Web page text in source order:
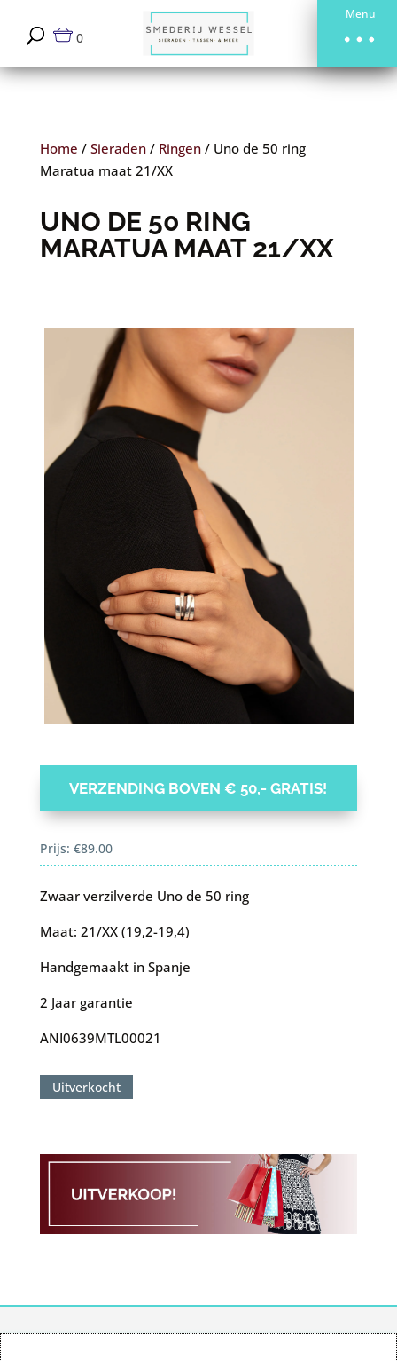
Menu
0
Home / Sieraden/ Ringen/ Uno de 50 ring
Maratua maat 21/XX
UNO DE 50 RING
MARATUA MAAT 21/XX
VERZENDING BOVEN € 50,- GRATIS!
Prijs: €89.00
Zwaar verzilverde Uno de 50 ring
Maat: 21/XX (19,2-19,4)
Handgemaakt in Spanje
2 Jaar garantie
ANI0639MTL00021
Uitverkocht